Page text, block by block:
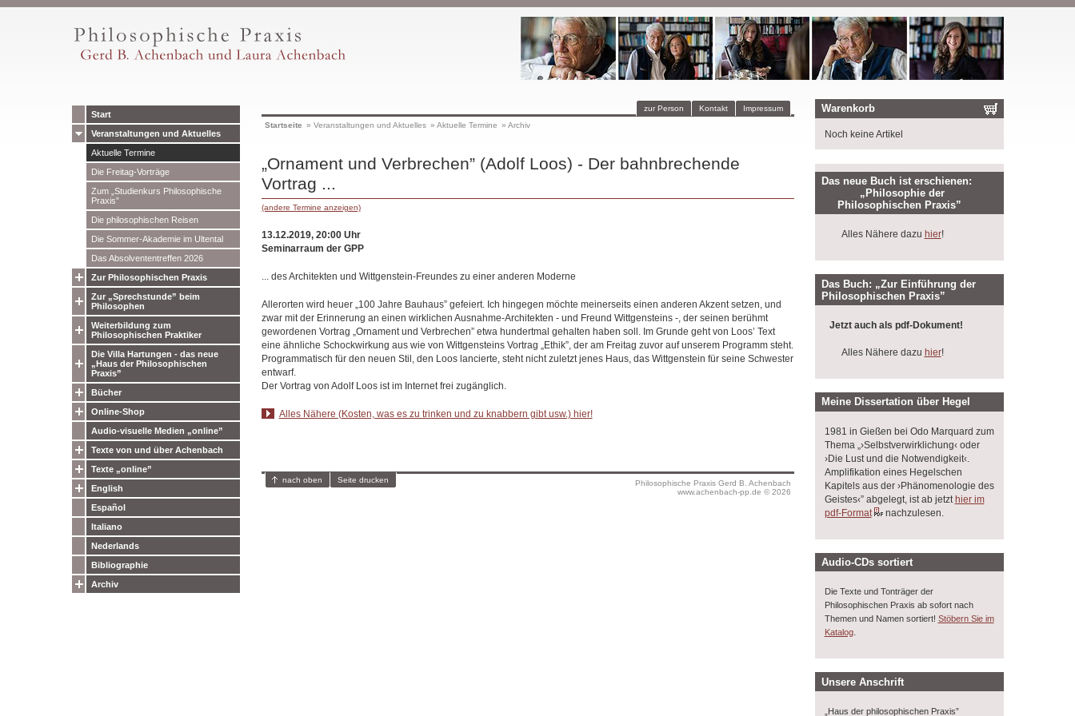
Start
Veranstaltungen und Aktuelles
Aktuelle Termine
Die Freitag-Vorträge
Zum „Studienkurs Philosophische
Praxis”
Die philosophischen Reisen
Die Sommer-Akademie im Ultental
Das Absolvententreffen 2026
Zur Philosophischen Praxis
Zur „Sprechstunde” beim
Philosophen
Weiterbildung zum
Philosophischen Praktiker
Die Villa Hartungen - das neue
„Haus der Philosophischen
Praxis”
Bücher
Online-Shop
Audio-visuelle Medien „online”
Texte von und über Achenbach
Texte „online”
English
Español
Italiano
Nederlands
Bibliographie
Archiv
Impressum
Kontakt
zur Person
Startseite » Veranstaltungen und Aktuelles » Aktuelle Termine » Archiv
„Ornament und Verbrechen” (Adolf Loos) - Der bahnbrechende
Vortrag ...
(andere Termine anzeigen)
13.12.2019, 20:00 Uhr
Seminarraum der GPP
... des Architekten und Wittgenstein-Freundes zu einer anderen Moderne
Allerorten wird heuer „100 Jahre Bauhaus” gefeiert. Ich hingegen möchte meinerseits einen anderen Akzent setzen, und
zwar mit der Erinnerung an einen wirklichen Ausnahme-Architekten - und Freund Wittgensteins -, der seinen berühmt
gewordenen Vortrag „Ornament und Verbrechen” etwa hundertmal gehalten haben soll. Im Grunde geht von Loos’ Text
eine ähnliche Schockwirkung aus wie von Wittgensteins Vortrag „Ethik”, der am Freitag zuvor auf unserem Programm steht.
Programmatisch für den neuen Stil, den Loos lancierte, steht nicht zuletzt jenes Haus, das Wittgenstein für seine Schwester
entwarf.
Der Vortrag von Adolf Loos ist im Internet frei zugänglich.
Alles Nähere (Kosten, was es zu trinken und zu knabbern gibt usw.) hier!
Philosophische Praxis Gerd B. Achenbach
www.achenbach-pp.de © 2026
nach oben Seite drucken
Warenkorb
Noch keine Artikel
Das neue Buch ist erschienen:
„Philosophie der
Philosophischen Praxis”
Alles Nähere dazu hier!
Das Buch: „Zur Einführung der
Philosophischen Praxis”
Jetzt auch als pdf-Dokument!
Alles Nähere dazu hier!
Meine Dissertation über Hegel
1981 in Gießen bei Odo Marquard zum
Thema „›Selbstverwirklichung‹ oder
›Die Lust und die Notwendigkeit‹.
Amplifikation eines Hegelschen
Kapitels aus der ›Phänomenologie des
Geistes‹” abgelegt, ist ab jetzt hier im
pdf-Format
nachzulesen.
Audio-CDs sortiert
Die Texte und Tonträger der
Philosophischen Praxis ab sofort nach
Themen und Namen sortiert! Stöbern Sie im
Katalog.
Unsere Anschrift
„Haus der philosophischen Praxis”